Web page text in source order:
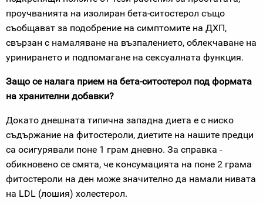
проучванията на изолиран бета-ситостерол също
съобщават за подобрение на симптомите на ДХП,
свързан с намаляване на възпалението, облекчаване на
уринирането и подпомагане на сексуалната функция.
Защо се налага прием на бета-ситостерол под формата
на хранителни добавки?
Докато днешната типична западна диета е с ниско
съдържание на фитостероли, диетите на нашите предци
са осигурявали поне 1 грам дневно. За справка -
обикновено се смята, че консумацията на поне 2 грама
фитостероли на ден може значително да намали нивата
на LDL (лошия) холестерол.